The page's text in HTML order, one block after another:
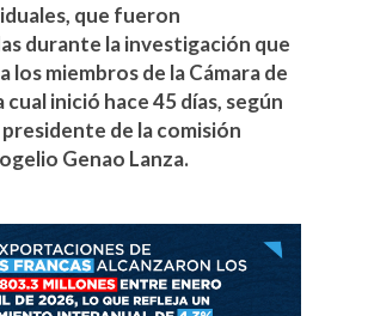
que fueron
durante la investigación que
los miembros de la Cámara de
cual inició hace 45 días, según
de la comisión
Genao Lanza.